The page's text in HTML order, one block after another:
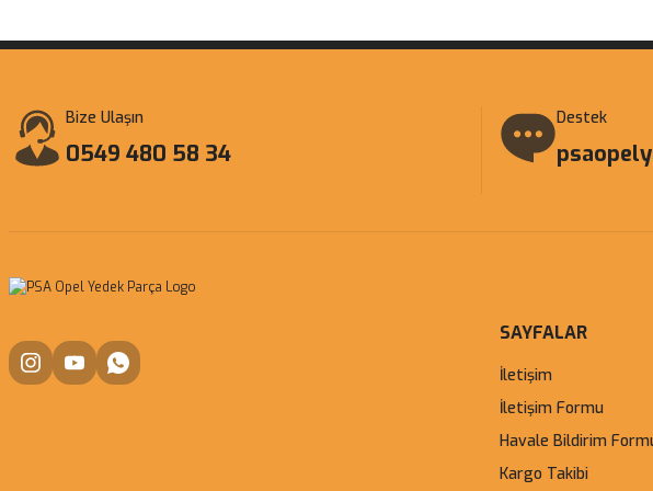
Bize Ulaşın
0549 480 58 34
Destek
SAYFALAR
İletişim
İletişim Formu
Havale Bildirim
Kargo Takibi